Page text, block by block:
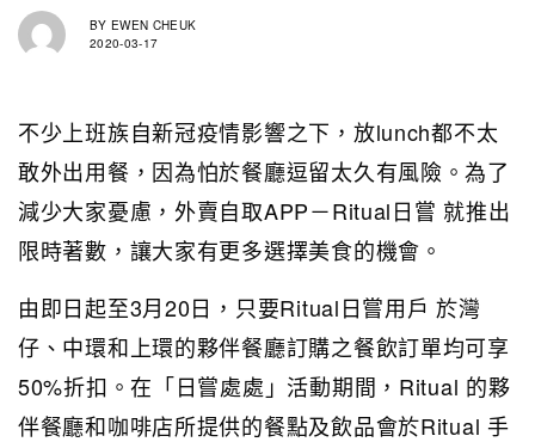
BY EWEN CHEUK
2020-03-17
不少上班族自新冠疫情影響之下，放lunch都不太
敢外出用餐，因為怕於餐廳逗留太久有風險。為了
減少大家憂慮，外賣自取APP－Ritual日嘗 就推出
限時著數，讓大家有更多選擇美食的機會。
由即日起至3月20日，只要Ritual日嘗用戶 於灣
仔、中環和上環的夥伴餐廳訂購之餐飲訂單均可享
50%折扣。在「日嘗處處」活動期間，Ritual 的夥
伴餐廳和咖啡店所提供的餐點及飲品會於Ritual 手